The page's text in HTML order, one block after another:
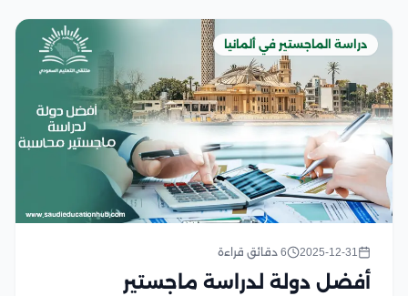
دراسة الماجستير في ألمانيا
2025-12-31 6 دقائق قراءة
أفضل دولة لدراسة ماجستير